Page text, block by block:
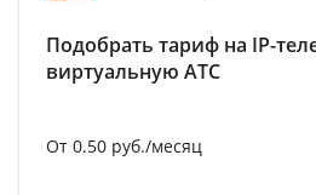
Подобрать тариф на IP-
виртуальную АТС
От 0.50 руб./месяц